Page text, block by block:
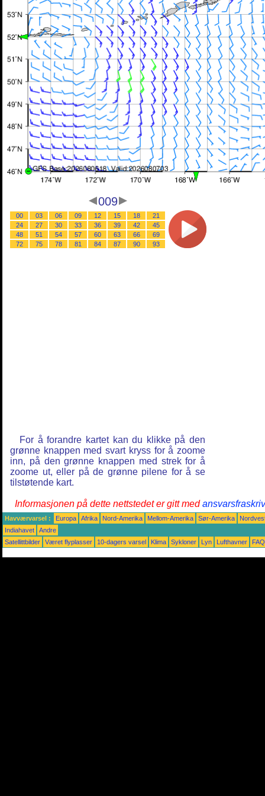
009
00 03 06 09 12 15 18
21
24
27 30 33 36 39 42
45
48
51 54 57 60 63 66
69
72
75 78 81 84 87 90 93
For å forandre kartet kan du klikke på den
grønne knappen med svart kryss for å zoome
inn, på den grønne knappen med strek for å
zoome ut, eller på de grønne pilene for å se
tilstøtende kart.
Informasjonen på dette nettstedet er gitt med
Havværvarsel : Europa Afrika Nord-Amerika Mellom-Amerika Sør-Amerika
Indiahavet
Andre
Satellittbilder
Været flyplasser 10-dagers varsel Klima Sykloner Lyn Lufthavner FAQ